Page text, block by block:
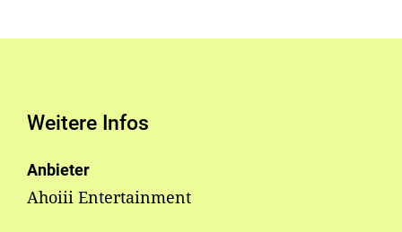
Weitere Infos
Anbieter
Ahoiii Entertainment